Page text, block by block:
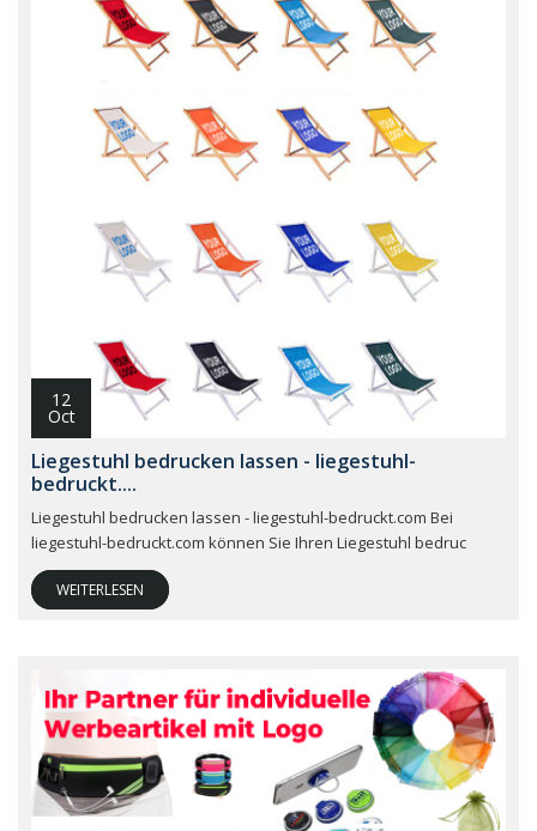
12
Oct
Liegestuhl bedrucken lassen - liegestuhl-
bedruckt....
Liegestuhl bedrucken lassen - liegestuhl-bedruckt.com Bei
liegestuhl-bedruckt.com können Sie Ihren Liegestuhl bedruc
WEITERLESEN